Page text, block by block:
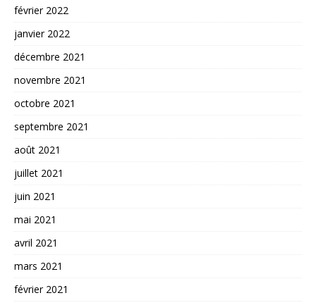
février 2022
janvier 2022
décembre 2021
novembre 2021
octobre 2021
septembre 2021
août 2021
juillet 2021
juin 2021
mai 2021
avril 2021
mars 2021
février 2021